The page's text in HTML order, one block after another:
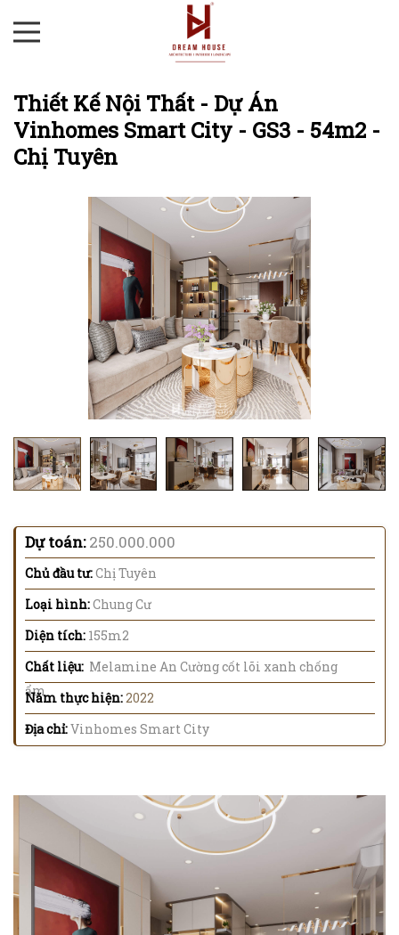
Thiết Kế Nội Thất - Dự Án
Vinhomes Smart City - GS3 - 54m2 -
Chị Tuyên
Dự toán:250.000.000
Chủ đầu tư:Chị Tuyên
Loại hình:Chung Cư
Diện tích: 155m2
Chất liệu: Melamine An Cường cốt lõi xanh chống
ẩm
Năm thực hiện:2022
Địa chỉ:Vinhomes Smart City